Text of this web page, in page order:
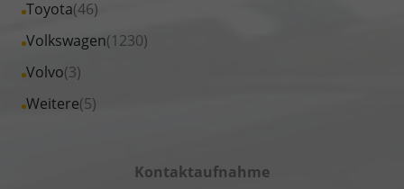
anzeigen
Skoda
anzeigen
Suzuki
anzeigen
Toyota(46)
Alle
Fahrzeuge
Toyota
anzeigen
Volkswagen(1230)
Alle
Fahrzeuge
Volkswagen
Volvo(3)
Alle
Fahrzeuge
Weitere(5)
Alle
Kontaktaufnahme